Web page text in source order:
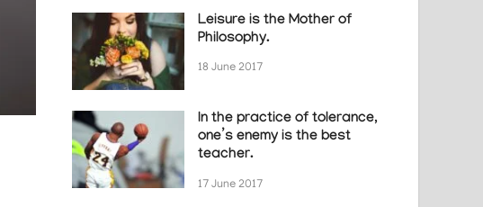
Leisure is the Mother of
Philosophy.
18 June 2017
In the practice of tolerance,
one’s enemy is the best
teacher.
17 June 2017